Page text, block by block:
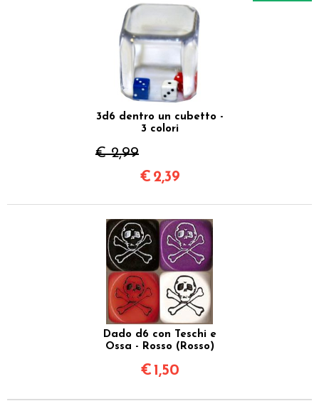
3d6 dentro un cubetto -
3 colori
€ 2,99
€ 2,39
Dado d6 con Teschi e
Ossa - Rosso (Rosso)
€ 1,50